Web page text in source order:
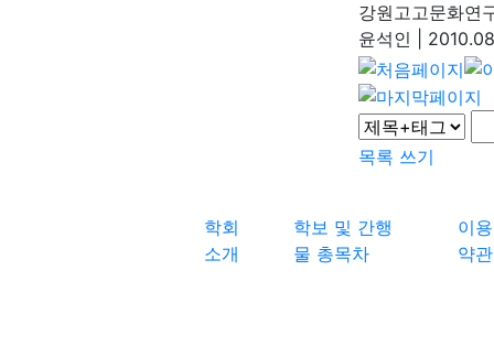
강원고고문화연
윤석인
목록 쓰기
학회
소개
학보 및 간행
물 총목차
이용
약관